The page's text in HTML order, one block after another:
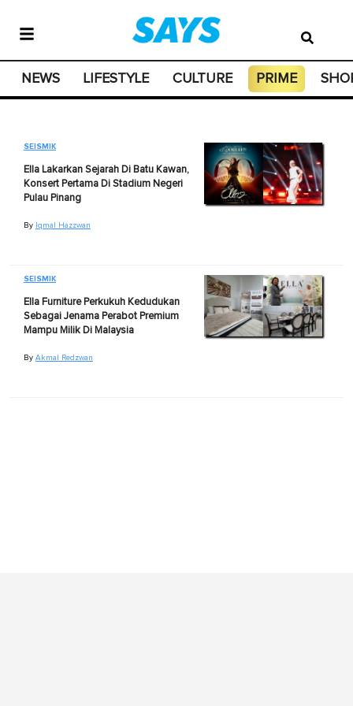
NEWS LIFESTYLE CULTURE PRIME
SEISMIK
Ella Lakarkan Sejarah Di Batu Kawan,
Konsert Pertama Di Stadium Negeri
Pulau Pinang
By Iqmal Hazzwan
SEISMIK
Ella Furniture Perkukuh Kedudukan
Sebagai Jenama Perabot Premium
Mampu Milik Di Malaysia
By Akmal Redzwan